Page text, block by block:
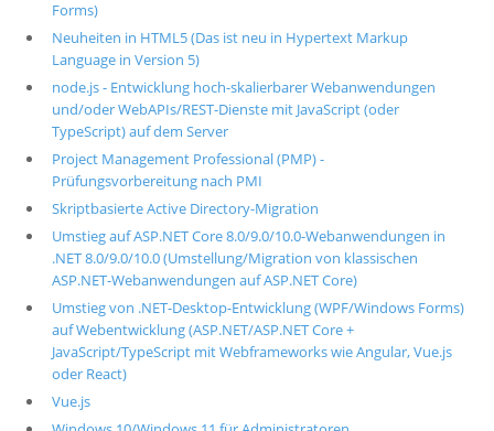
Forms)
Neuheiten in HTML5 (Das ist neu in Hypertext Markup
Language in Version 5)
node.js - Entwicklung hoch-skalierbarer Webanwendungen
und/oder WebAPIs/REST-Dienste mit JavaScript (oder
TypeScript) auf dem Server
Project Management Professional (PMP) -
Prüfungsvorbereitung nach PMI
Skriptbasierte Active Directory-Migration
Umstieg auf ASP.NET Core 8.0/9.0/10.0-Webanwendungen in
.NET 8.0/9.0/10.0 (Umstellung/Migration von klassischen
ASP.NET-Webanwendungen auf ASP.NET Core)
Umstieg von .NET-Desktop-Entwicklung (WPF/Windows Forms)
auf Webentwicklung (ASP.NET/ASP.NET Core +
JavaScript/TypeScript mit Webframeworks wie Angular, Vue.js
oder React)
Vue.js